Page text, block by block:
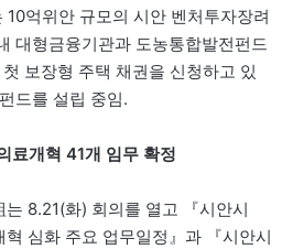
억위안 규모의 시안 벤처투자장려
대형금융기관과 도농통합발전펀드
보장형 주택 채권을 신청하고 있
드를 설립 중임.
료개혁 41개 임무 확정
8.21(화) 회의를 열고 『시안시
심화 주요 업무일정』과 『시안시